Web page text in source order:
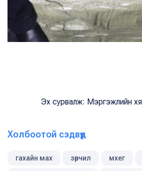
Эх сурвалж: Мэргэжлийн
Холбоотой сэдвүүд
гахайн мах зөрчил мхег